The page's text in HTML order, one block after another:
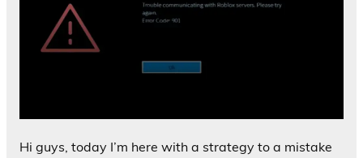
Hi guys, today I’m here with a strategy to a mistake